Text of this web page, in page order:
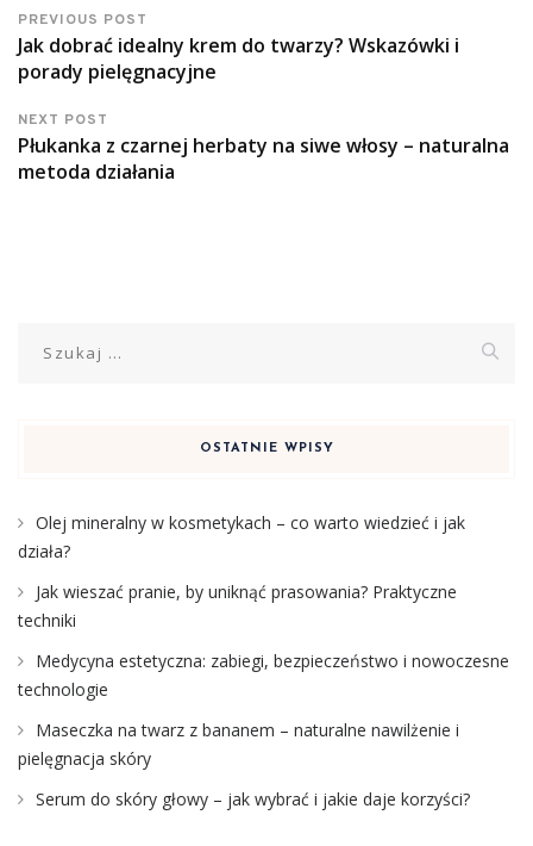
PREVIOUS POST
Jak dobrać idealny krem do twarzy? Wskazówki i
porady pielęgnacyjne
NEXT POST
Płukanka z czarnej herbaty na siwe włosy – naturalna
metoda działania
OSTATNIE WPISY
Olej mineralny w kosmetykach – co warto wiedzieć i jak
działa?
Jak wieszać pranie, by uniknąć prasowania? Praktyczne
techniki
Medycyna estetyczna: zabiegi, bezpieczeństwo i nowoczesne
technologie
Maseczka na twarz z bananem – naturalne nawilżenie i
pielęgnacja skóry
Serum do skóry głowy – jak wybrać i jakie daje korzyści?